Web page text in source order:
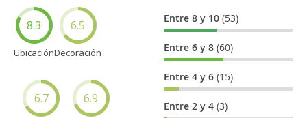
8.3
Ubicación
6.5
Decoración
6.7 6.9
Entre 8 y 10(53)
Entre 6 y 8(60)
Entre 4 y 6(15)
Entre 2 y 4(3)